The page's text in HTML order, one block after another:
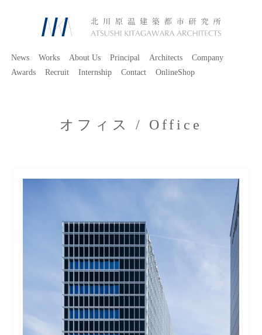
News Works About Us Principal Architects
Company
Awards
Recruit Internship Contact OnlineShop
オフィス / Office